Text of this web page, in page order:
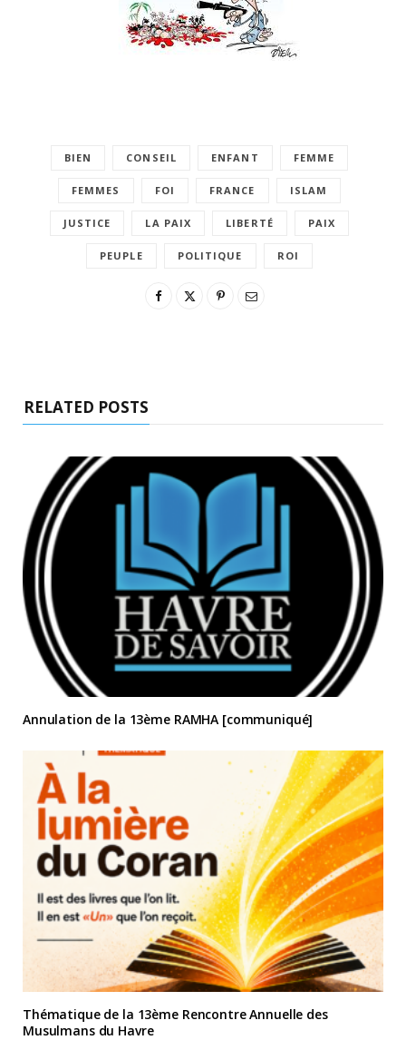
BIEN CONSEIL ENFANT FEMME
FEMMES FOI FRANCE ISLAM
JUSTICE LA PAIX LIBERTÉ PAIX
PEUPLE POLITIQUE ROI
RELATED POSTS
Annulation de la 13ème RAMHA [communiqué]
Thématique de la 13ème Rencontre Annuelle des
Musulmans du Havre